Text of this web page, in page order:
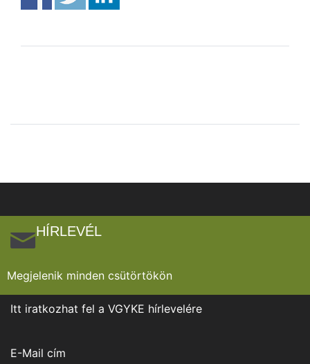
HÍRLEVÉL
Megjelenik minden csütörtökön
Itt iratkozhat fel a VGYKE hírlevelére
E-Mail cím